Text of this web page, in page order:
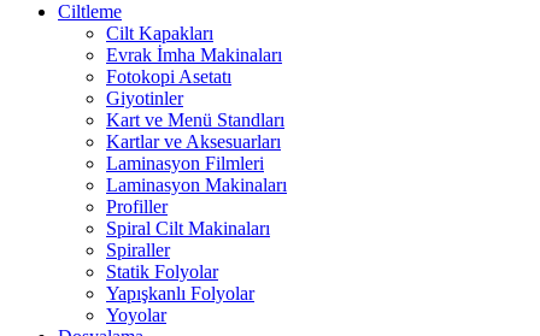
Ciltleme
Cilt Kapakları
Evrak İmha Makinaları
Fotokopi Asetatı
Giyotinler
Kart ve Menü Standları
Kartlar ve Aksesuarları
Laminasyon Filmleri
Laminasyon Makinaları
Profiller
Spiral Cilt Makinaları
Spiraller
Statik Folyolar
Yapışkanlı Folyolar
Yoyolar